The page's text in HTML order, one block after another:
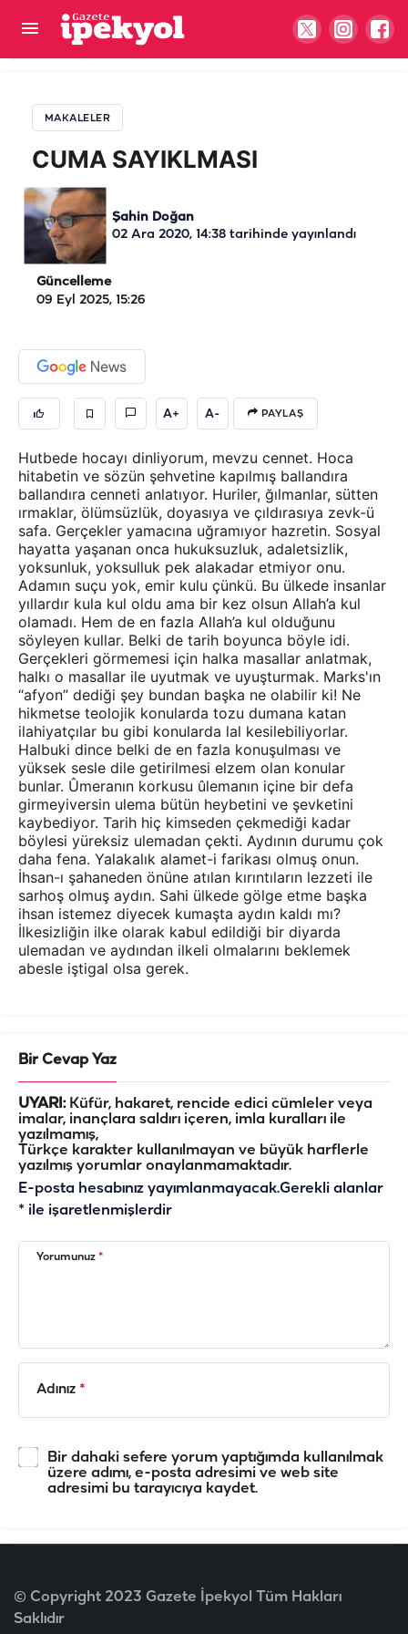
MAKALELER
CUMA SAYIKLMASI
Şahin Doğan
02 Ara 2020, 14:38 tarihinde yayınlandı
Güncelleme
09 Eyl 2025, 15:26
A+ A- PAYLAŞ
Hutbede hocayı dinliyorum, mevzu cennet. Hoca
hitabetin ve sözün şehvetine kapılmış ballandıra
ballandıra cenneti anlatıyor. Huriler, ğılmanlar, sütten
ırmaklar, ölümsüzlük, doyasıya ve çıldırasıya zevk-ü
safa. Gerçekler yamacına uğramıyor hazretin. Sosyal
hayatta yaşanan onca hukuksuzluk, adaletsizlik,
yoksunluk, yoksulluk pek alakadar etmiyor onu.
Adamın suçu yok, emir kulu çünkü. Bu ülkede insanlar
yıllardır kula kul oldu ama bir kez olsun Allah’a kul
olamadı. Hem de en fazla Allah’a kul olduğunu
söyleyen kullar. Belki de tarih boyunca böyle idi.
Gerçekleri görmemesi için halka masallar anlatmak,
halkı o masallar ile uyutmak ve uyuşturmak. Marks'ın
“afyon” dediği şey bundan başka ne olabilir ki! Ne
hikmetse teolojik konularda tozu dumana katan
ilahiyatçılar bu gibi konularda lal kesilebiliyorlar.
Halbuki dince belki de en fazla konuşulması ve
yüksek sesle dile getirilmesi elzem olan konular
bunlar. Ûmeranın korkusu ûlemanın içine bir defa
girmeyiversin ulema bütün heybetini ve şevketini
kaybediyor. Tarih hiç kimseden çekmediği kadar
böylesi yüreksiz ulemadan çekti. Aydının durumu çok
daha fena. Yalakalık alamet-i farikası olmuş onun.
İhsan-ı şahaneden önüne atılan kırıntıların lezzeti ile
sarhoş olmuş aydın. Sahi ülkede gölge etme başka
ihsan istemez diyecek kumaşta aydın kaldı mı?
İlkesizliğin ilke olarak kabul edildiği bir diyarda
ulemadan ve aydından ilkeli olmalarını beklemek
abesle iştigal olsa gerek.
CUMA SAYIKLMASI
Bir Cevap Yaz
UYARI:Küfür, hakaret, rencide edici cümleler veya
imalar, inançlara saldırı içeren, imla kuralları ile
yazılmamış,
Türkçe karakter kullanılmayan ve büyük harflerle
yazılmış yorumlar onaylanmamaktadır.
E-posta hesabınız yayımlanmayacak.Gerekli alanlar
* ile işaretlenmişlerdir
Yorumunuz *
Adınız *
Bir dahaki sefere yorum yaptığımda kullanılmak
üzere adımı, e-posta adresimi ve web site
adresimi bu tarayıcıya kaydet.
© Copyright 2023 Gazete İpekyol Tüm Hakları
Saklıdır